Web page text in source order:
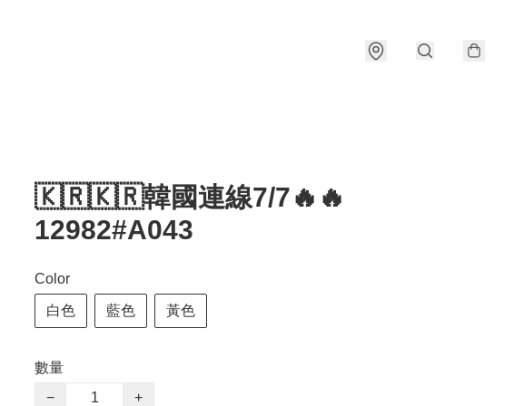
🇰🇷🇰🇷韓國連線7/7🔥🔥
12982#A043
Color
白色 藍色 黃色
數量
−
+